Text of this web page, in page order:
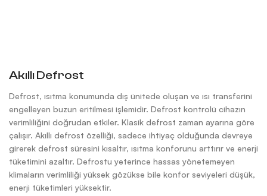
Akıllı Defrost
Defrost, ısıtma konumunda dış ünitede oluşan ve ısı transferini
engelleyen buzun eritilmesi işlemidir. Defrost kontrolü cihazın
verimliliğini doğrudan etkiler. Klasik defrost zaman ayarına göre
çalışır. Akıllı defrost özelliği, sadece ihtiyaç olduğunda devreye
girerek defrost süresini kısaltır, ısıtma konforunu arttırır ve enerji
tüketimini azaltır. Defrostu yeterince hassas yönetemeyen
klimaların verimliliği yüksek gözükse bile konfor seviyeleri düşük,
enerji tüketimleri yüksektir.